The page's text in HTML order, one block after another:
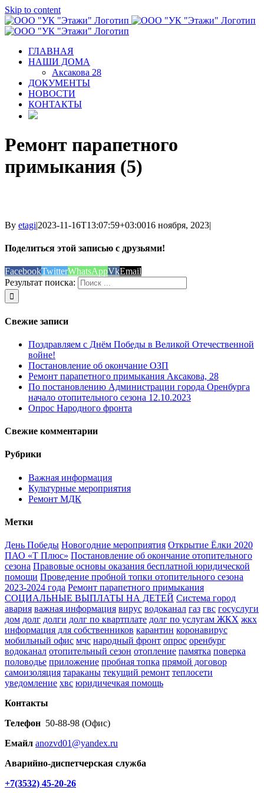
Skip to content
ГЛАВНАЯ
НАШИ ДОМА
Аксакова 28
ДОКУМЕНТЫ
НОВОСТИ
КОНТАКТЫ
Ремонт парапетного
примыкания (5)
By etagi|2023-11-16T13:07:59+03:0016 ноября, 2023|
Поделиться этой записью с друзьями!
FacebookTwitterWhatsAppVkEmail
Результат поиска:
Свежие записи
Поздравляем с Днём Победы в Великой Отечественной
войне!
Постановление об окончание ОЗП
Ремонт парапетного примыкания Аксакова, 28
По постановлению Администрации города Оренбурга
начало отопительного сезона 12.10.2023
Опрос Народного фронта
Свежие комментарии
Рубрики
Важная информация
Культурные мероприятия
Ремонт МДК
Метки
День Победы Новогодние мероприятия Открытие Ёлки 2020
ПАО «Т Плюс» Постановление об окончание отопительного
сезона Правовые основы оказания бесплатной юридической
помощи Проведение пробной топки отопительного сезона
2023-2024 года Ремонт парапетного примыкания
СОЦИАЛЬНЫЕ ВЫПЛАТЫ НА ДЕТЕЙ Система город
авария важная информация вирус водоканал газ гвс госуслуги
дом долг долги долг по квартплате долг по услугам ЖКХ жкх
информация для собственников карантин коронавирус
мобильный офис мчс народный фронт опрос оренбург
водоканал отопительный сезон отопление памятка поверка
половодье приложение пробная топка прямой договор
самоизоляция тараканы текущий ремонт теплосети
уведомление хвс юридичечкая помощь
Контакты
Телефон 50-88-98 (Офис)
Емайл anozvd01@yandex.ru
Аварийно-диспетчерская служба
+7(3532) 45-20-26